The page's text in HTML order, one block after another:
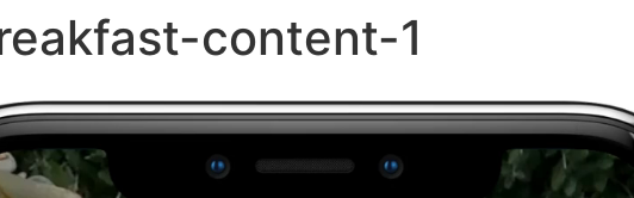
content-1